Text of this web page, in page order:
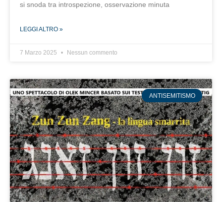
si snoda tra introspezione, osservazione minuta
LEGGI ALTRO »
7 Marzo 2025 Nessun commento
ANTISEMITISMO